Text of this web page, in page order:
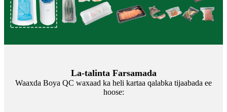
La-talinta Farsamada
Waaxda Boya QC waxaad ka heli kartaa qalabka tijaabada ee
hoose: